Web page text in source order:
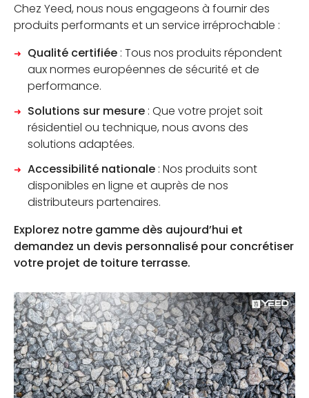
Chez Yeed, nous nous engageons à fournir des
produits performants et un service irréprochable :
Qualité certifiée : Tous nos produits répondent
aux normes européennes de sécurité et de
performance.
Solutions sur mesure : Que votre projet soit
résidentiel ou technique, nous avons des
solutions adaptées.
Accessibilité nationale : Nos produits sont
disponibles en ligne et auprès de nos
distributeurs partenaires.
Explorez notre gamme dès aujourd’hui et
demandez un devis personnalisé pour concrétiser
votre projet de toiture terrasse.